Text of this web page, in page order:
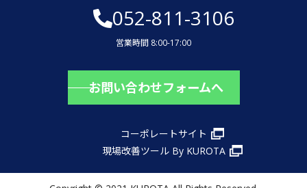
052-811-3106
営業時間 8:00-17:00
お問い合わせフォームへ
コーポレートサイト
現場改善ツール By KUROTA